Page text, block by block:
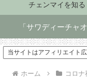
チェンマイを知る
「サワディーチャ
当サイトはアフィリエイト
ホーム コロナ